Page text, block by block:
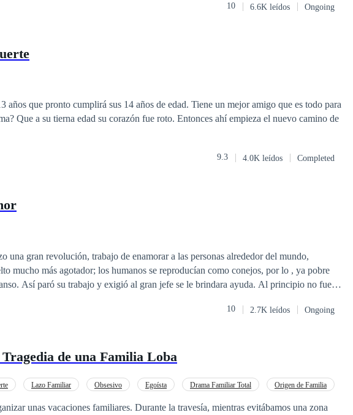
ella no cuenta es que sera por un costo muy alto, ya que el hijo menor del dueño va
10 6.6K leídos Ongoing
años que pronto cumplirá sus 14 años de edad. Tiene un mejor amigo que es todo para
edad su corazón fue roto. Entonces ahí empieza el nuevo camino de
9.3 4.0K leídos Completed
de enamorar a las personas alrededor del mundo,
mucho más agotador; los humanos se reproducían como conejos, por lo , ya pobre
principio no fue
del mundo deben
10 2.7K leídos Ongoing
de una Familia Loba
Lazo Familiar Obsesivo Egoísta Drama Familiar Total Origen de Familia
unas vacaciones familiares. Durante la travesía, mientras evitábamos una zona